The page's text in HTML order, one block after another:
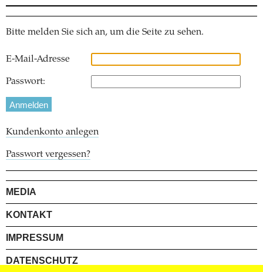
Bitte melden Sie sich an, um die Seite zu sehen.
E-Mail-Adresse
Passwort:
Kundenkonto anlegen
Passwort vergessen?
MEDIA
KONTAKT
IMPRESSUM
DATENSCHUTZ